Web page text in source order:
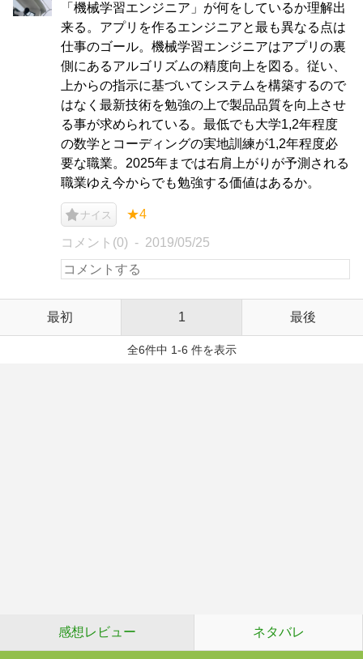
「機械学習エンジニア」が何をしているか理解出
来る。アプリを作るエンジニアと最も異なる点は
仕事のゴール。機械学習エンジニアはアプリの裏
側にあるアルゴリズムの精度向上を図る。従い、
上からの指示に基づいてシステムを構築するので
はなく最新技術を勉強の上で製品品質を向上させ
る事が求められている。最低でも大学1,2年程度
の数学とコーディングの実地訓練が1,2年程度必
要な職業。2025年までは右肩上がりが予測される
職業ゆえ今からでも勉強する価値はあるか。
ナイス ★4
コメント(0) 2019/05/25
最初 1 最後
全6件中 1-6 件を表示
感想レビュー ネタバレ